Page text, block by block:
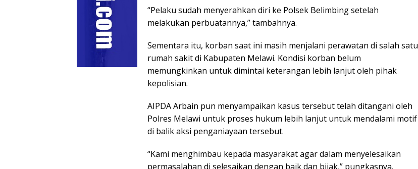
“Pelaku sudah menyerahkan diri ke Polsek Belimbing setelah
melakukan perbuatannya,” tambahnya.
Sementara itu, korban saat ini masih menjalani perawatan di salah satu
rumah sakit di Kabupaten Melawi. Kondisi korban belum
memungkinkan untuk dimintai keterangan lebih lanjut oleh pihak
kepolisian.
AIPDA Arbain pun menyampaikan kasus tersebut telah ditangani oleh
Polres Melawi untuk proses hukum lebih lanjut untuk mendalami motif
di balik aksi penganiayaan tersebut.
“Kami menghimbau kepada masyarakat agar dalam menyelesaikan
permasalahan di selesaikan dengan baik dan bijak,” pungkasnya.